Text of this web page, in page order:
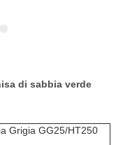
di sabbia verde
Grigia GG25/HT250